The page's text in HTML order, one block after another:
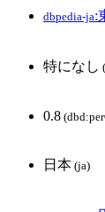
dbpedia-ja:
特になし
0.8
日本 (ja)